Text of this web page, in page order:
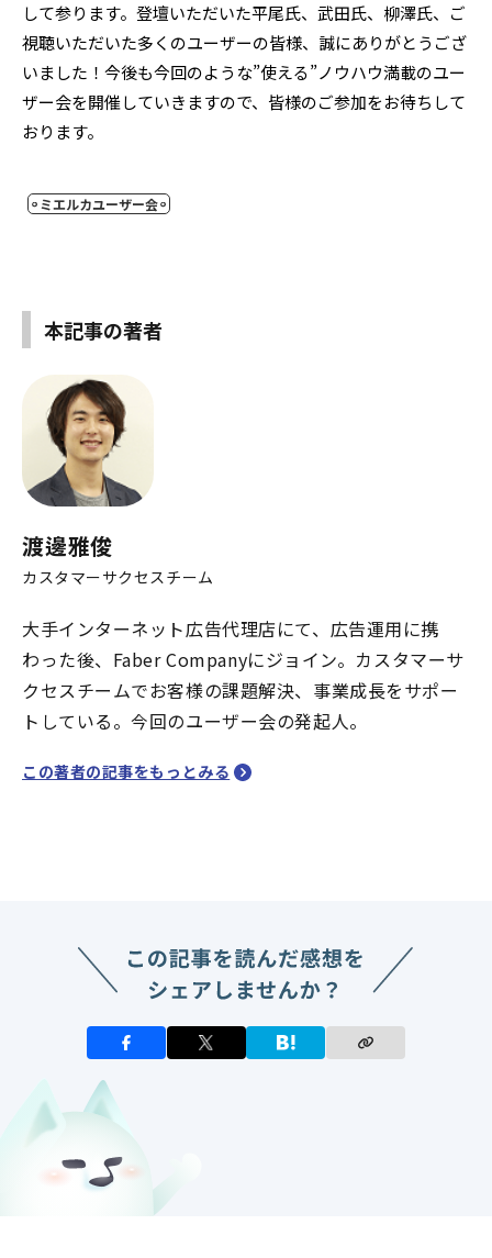
して参ります。 登壇いただいた平尾氏、武田氏、柳澤氏、ご
視聴いただいた多くのユーザーの皆様、誠にありがとうござ
いました！ 今後も今回のような”使える”ノウハウ満載のユー
ザー会を開催していきますので、皆様のご参加をお待ちして
おります。
ミエルカユーザー会
本記事の著者
渡邊雅俊
カスタマーサクセスチーム
大手インターネット広告代理店にて、広告運用に携
わった後、Faber Companyにジョイン。カスタマーサ
クセスチームでお客様の課題解決、事業成長をサポー
トしている。今回のユーザー会の発起人。
この著者の記事をもっとみる